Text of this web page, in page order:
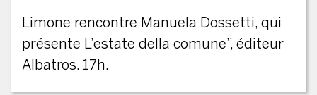
Limone rencontre Manuela Dossetti, qui
présente L’estate della comune”, éditeur
Albatros. 17h.